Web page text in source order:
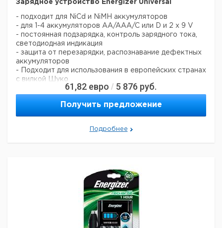
Зарядное устройство Energizer Universal
- подходит для NiCd и NiMH аккумуляторов
- для 1-4 аккумуляторов AA/AAA/C или D и 2 x 9 V
- постоянная подзарядка, контроль зарядного тока,
светодиодная индикация
- защита от перезарядки, распознавание дефектных
аккумуляторов
- Подходит для использования в европейских странах
с вилкой Шуко
61,82 евро / 5 876 руб.
Получить предложение
Подробнее